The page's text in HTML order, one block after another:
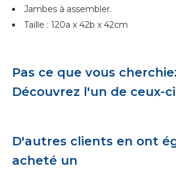
Jambes à assembler.
Taille : 120a x 42b x 42cm
Pas ce que vous
Découvrez l'un de ceux-
D'autres clients en ont
acheté un